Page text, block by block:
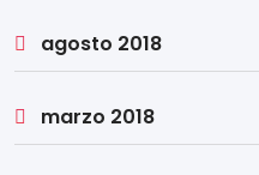
agosto 2018
marzo 2018